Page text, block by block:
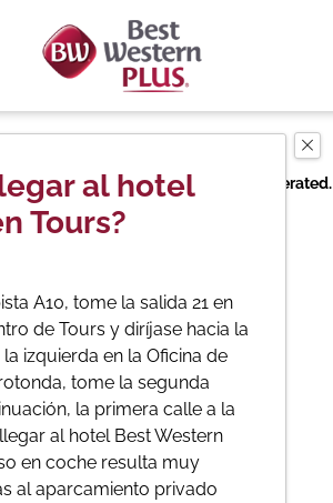
al hotel
Tours?
A10, tome la salida 21 en
de Tours y diríjase hacia la
la izquierda en la Oficina de
tome la segunda
la primera calle a la
al hotel Best Western
en coche resulta muy
al aparcamiento privado
is independently owned and operated.